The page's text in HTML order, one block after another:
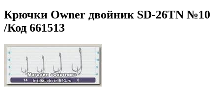
Крючки Owner двойник SD-26TN №10
/Код 661513